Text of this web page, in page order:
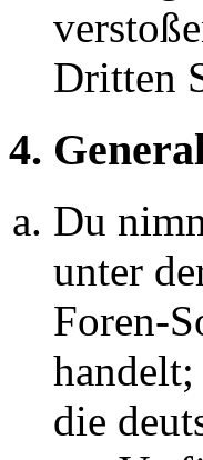
Dritten
4.
Du
unter
Foren-
die